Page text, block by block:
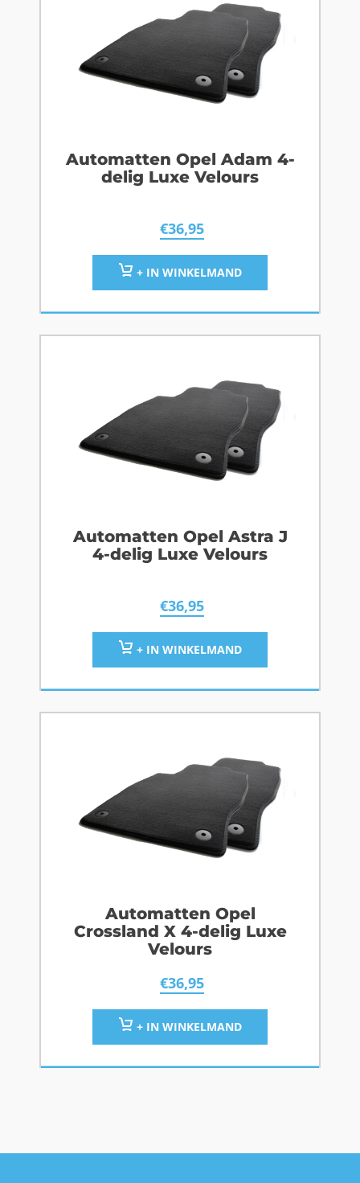
Automatten Opel Adam 4-
delig Luxe Velours
€36,95
+ IN WINKELMAND
Automatten Opel Astra J
4-delig Luxe Velours
€36,95
+ IN WINKELMAND
Automatten Opel
Crossland X 4-delig Luxe
Velours
€36,95
+ IN WINKELMAND